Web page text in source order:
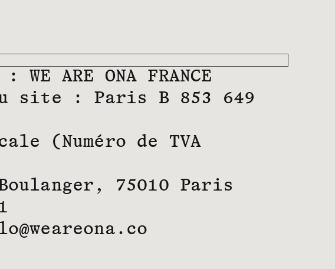
ARE ONA FRANCE
site : Paris B 853 649
(Numéro de TVA
75010 Paris